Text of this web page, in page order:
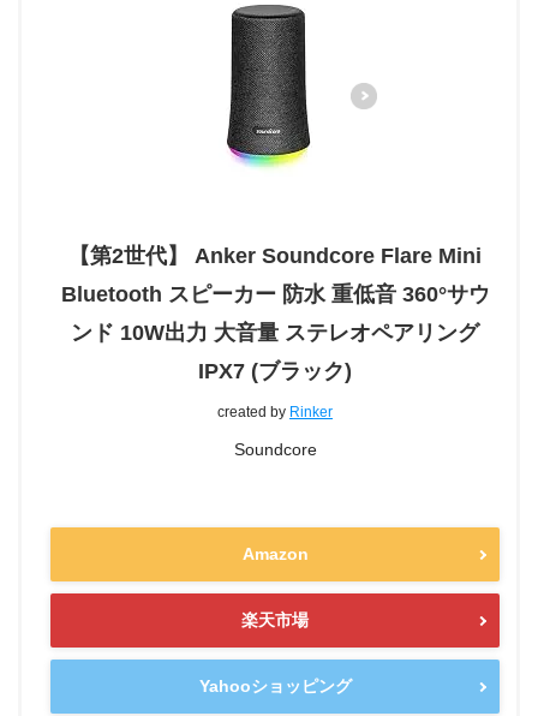
【第2世代】 Anker Soundcore Flare Mini
Bluetooth スピーカー 防水 重低音 360°サウ
ンド 10W出力 大音量 ステレオペアリング
IPX7 (ブラック)
created by Rinker
Soundcore
Amazon
楽天市場
Yahooショッピング